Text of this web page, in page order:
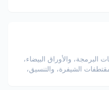
البرمجة، والأوراق البيضاء،
الشيفرة، والتنسيق،